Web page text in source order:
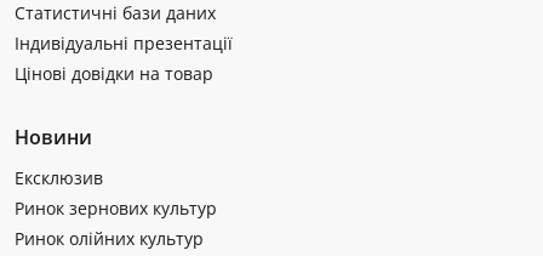
Статистичні бази даних
Індивідуальні презентації
Цінові довідки на товар
Новини
Ексклюзив
Ринок зернових культур
Ринок олійних культур